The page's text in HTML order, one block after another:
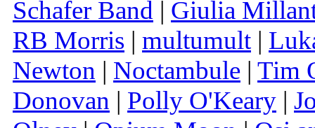
Schafer Band | Giulia
RB Morris | multumult |
Newton | Noctambule | Tim
Donovan | Polly O'Keary |